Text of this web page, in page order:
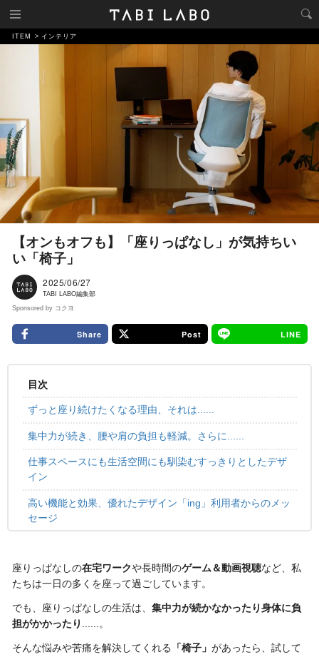
ITEM インテリア
【オンもオフも】「座りっぱなし」が気持ちい
い「椅子」
2025/06/27
TABI LABO編集部
Sponsored by コクヨ
Share Post LINE
目次
ずっと座り続けたくなる理由、それは......
集中力が続き、腰や肩の負担も軽減。さらに......
仕事スペースにも生活空間にも馴染むすっきりとしたデザ
イン
高い機能と効果、優れたデザイン「ing」利用者からのメッ
セージ
座りっぱなしの在宅ワークや長時間のゲーム＆動画視聴など、私
たちは一日の多くを座って過ごしています。
でも、座りっぱなしの生活は、 集中力が続かなかったり身体に負
担がかかったり ......。
そんな悩みや苦痛を解決してくれる 「椅子」 があったら、試して